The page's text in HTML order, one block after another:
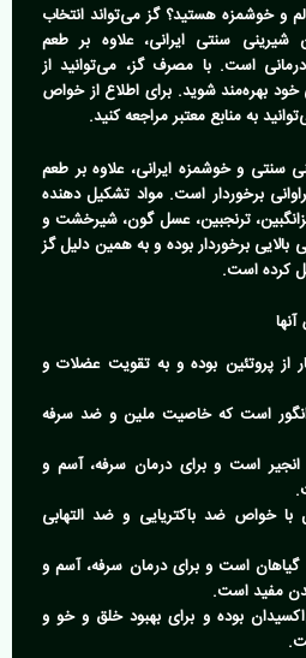
و خوشمزه هستید؟ گز می‌تواند انتخاب
شیرینی سنتی ایرانی، علاوه بر طعم
است. با مصرف گز، می‌توانید از
خود بهره‌مند شوید. برای اطلاع از خواص
به منابع معتبر مراجعه کنید.
سنتی و خوشمزه ایرانی، علاوه بر طعم
برخوردار است. مواد تشکیل دهنده
ترنجبین، عسل گون، شیرخشت و
برخوردار بوده و به همین دلیل گز
کرده است.
از پروتئین بوده و به تقویت عضلات و
است که خاصیت ملین و ضد سرفه
است و برای درمان سرفه، آسم و
خواص ضد باکتریایی و ضد التهابی
است و برای درمان سرفه، آسم و
مفید است.
بوده و برای بهبود خلق و خو و